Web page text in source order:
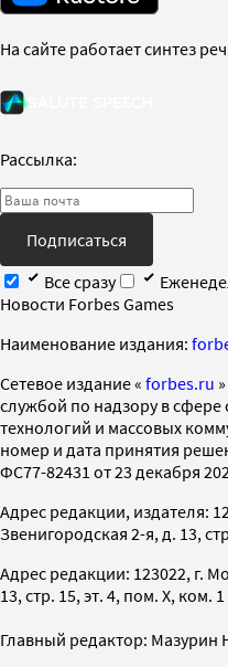
На сайте работает синтез
Рассылка:
Подписаться
Все сразу
Новости Forbes Games
Наименование издания:
Cетевое издание « forbes.ru
службой по надзору в
технологий и массовых
номер и дата принятия
ФС77-82431 от 23 декабря
Адрес редакции, издателя:
Звенигородская 2-я, д. 13,
Адрес редакции: 123022, г.
13, стр. 15, эт. 4, пом. X, ком. 1
Главный редактор: Мазурин